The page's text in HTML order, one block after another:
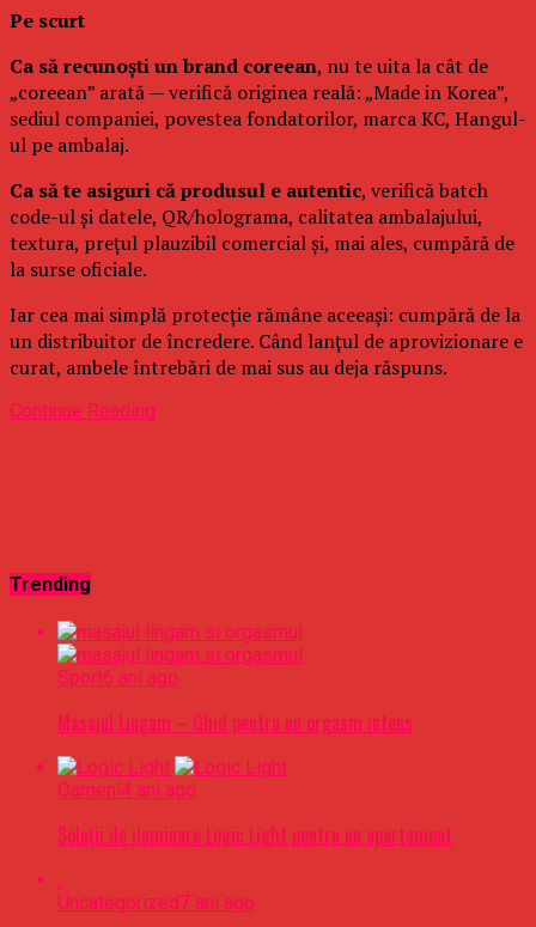
Pe scurt
Ca să recunoști un brand coreean, nu te uita la cât de
„coreean” arată — verifică originea reală: „Made in Korea”,
sediul companiei, povestea fondatorilor, marca KC, Hangul-
ul pe ambalaj.
Ca să te asiguri că produsul e autentic, verifică batch
code-ul și datele, QR/holograma, calitatea ambalajului,
textura, prețul plauzibil comercial și, mai ales, cumpără de
la surse oficiale.
Iar cea mai simplă protecție rămâne aceeași: cumpără de la
un distribuitor de încredere. Când lanțul de aprovizionare e
curat, ambele întrebări de mai sus au deja răspuns.
Continue Reading
Trending
Sport6 ani ago
Masajul Lingam – Ghid pentru un orgasm intens
Oameni4 ani ago
Soluții de iluminare Logic Light pentru un apartament
Uncategorized7 ani ago